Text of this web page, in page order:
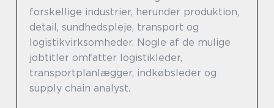
forskellige industrier, herunder produktion,
detail, sundhedspleje, transport og
logistikvirksomheder. Nogle af de mulige
jobtitler omfatter logistikleder,
transportplanlægger, indkøbsleder og
supply chain analyst.